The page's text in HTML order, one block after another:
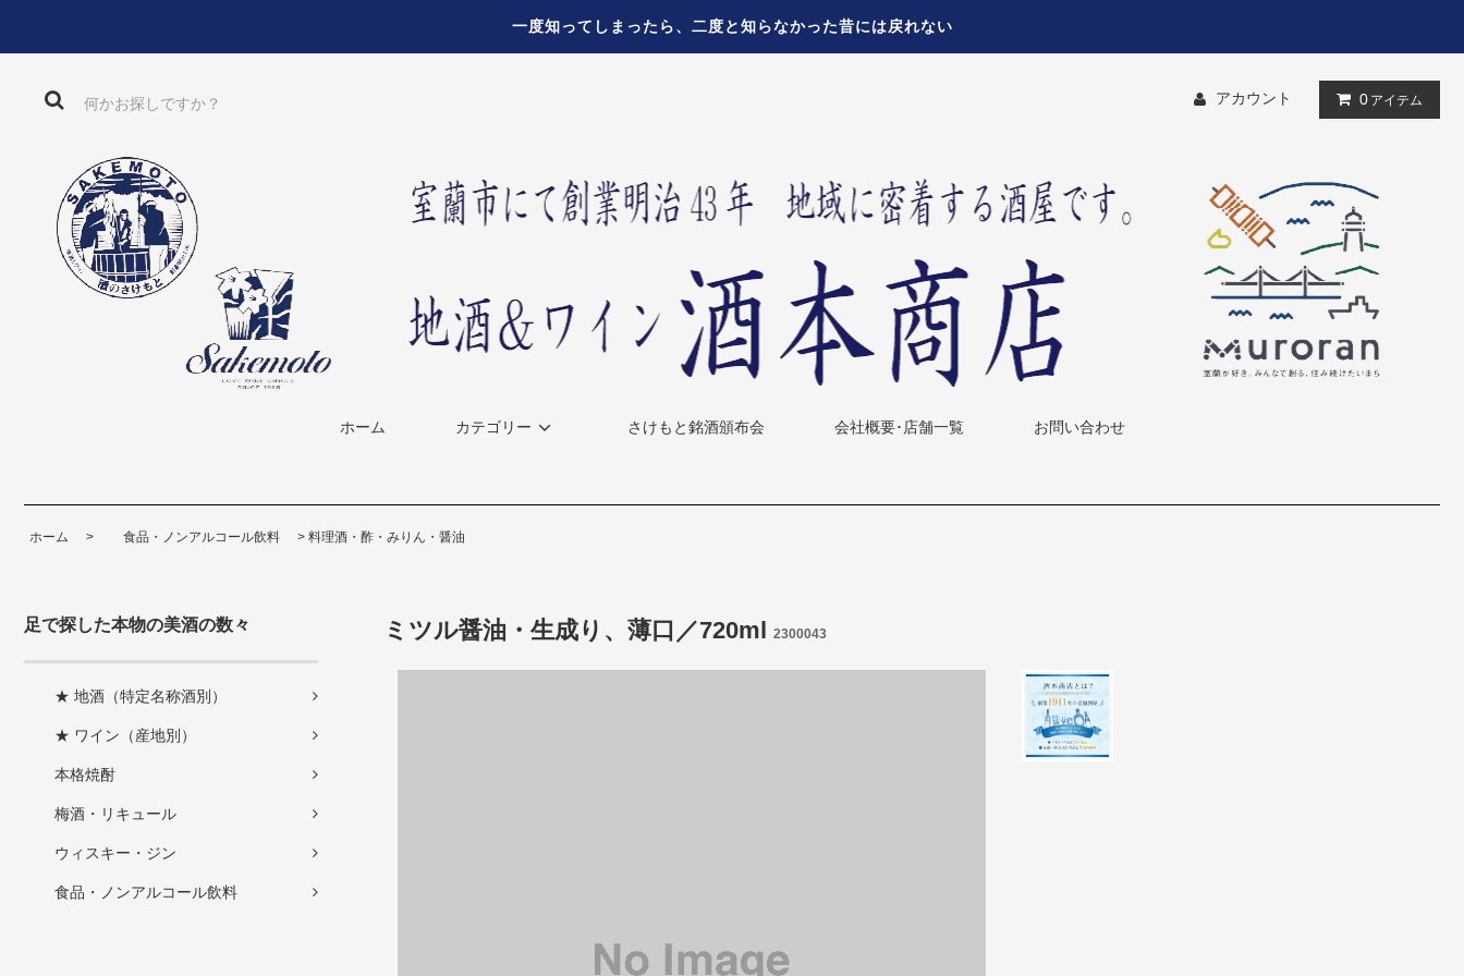
一度知ってしまったら、二度と知らなかった昔には戻れない
アカウント 0 アイテム
ホーム カテゴリー さけもと銘酒頒布会 会社概要･店舗一覧 お問い合わせ
ホーム > 食品・ノンアルコール飲料 > 料理酒・酢・みりん・醤油
足で探した本物の美酒の数々
★ 地酒（特定名称酒別）
★ ワイン（産地別）
本格焼酎
梅酒・リキュール
ウィスキー・ジン
食品・ノンアルコール飲料
ミツル醤油・生成り、薄口／720ml 2300043